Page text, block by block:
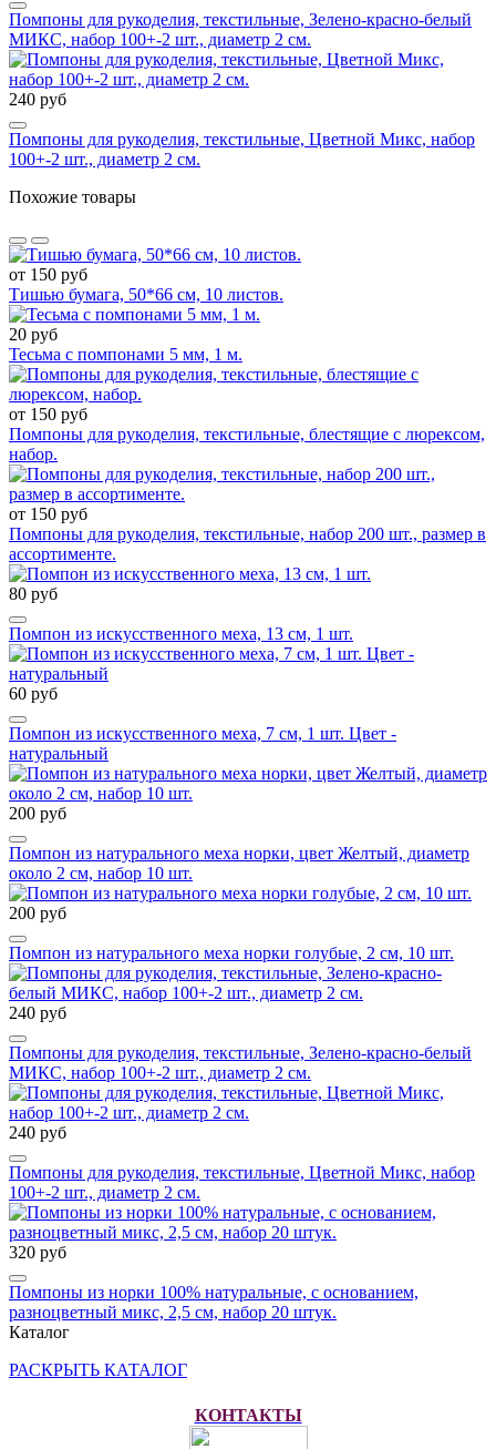
Помпоны для рукоделия, текстильные, Зелено-красно-белый
МИКС, набор 100+-2 шт., диаметр 2 см.
240 руб
Помпоны для рукоделия, текстильные, Цветной Микс, набор
100+-2 шт., диаметр 2 см.
Похожие товары
от 150 руб
Тишью бумага, 50*66 см, 10 листов.
20 руб
Тесьма с помпонами 5 мм, 1 м.
от 150 руб
Помпоны для рукоделия, текстильные, блестящие с люрексом,
набор.
от 150 руб
Помпоны для рукоделия, текстильные, набор 200 шт., размер в
ассортименте.
80 руб
Помпон из искусственного меха, 13 см, 1 шт.
60 руб
Помпон из искусственного меха, 7 см, 1 шт. Цвет -
натуральный
200 руб
Помпон из натурального меха норки, цвет Желтый, диаметр
около 2 см, набор 10 шт.
200 руб
Помпон из натурального меха норки голубые, 2 см, 10 шт.
240 руб
Помпоны для рукоделия, текстильные, Зелено-красно-белый
МИКС, набор 100+-2 шт., диаметр 2 см.
240 руб
Помпоны для рукоделия, текстильные, Цветной Микс, набор
100+-2 шт., диаметр 2 см.
320 руб
Помпоны из норки 100% натуральные, с основанием,
разноцветный микс, 2,5 см, набор 20 штук.
Каталог
РАСКРЫТЬ КАТАЛОГ
КОНТАКТЫ